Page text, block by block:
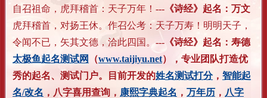
自召祖命，虎拜稽首：天子万年！ ---《诗经》起名：万文
虎拜稽首，对扬王休。作召公考：天子万寿！明明天子，
令闻不已，矢其文德，洽此四国。---《诗经》起名：寿德
太极鱼起名测试网
（www.taijiyu.net），专业团队打造优
秀的起名、测试门户。目前开发的姓名测试打分， 智能起
名/改名 ，八字喜用查询， 康熙字典起名 ， 万年历 ， 八字